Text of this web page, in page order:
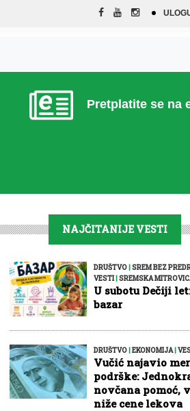
Pretplatite se na
NAJČITANIJE VESTI
DRUŠTVO|SREM BEZ
VESTI|SREMSKA
U subotu Dečiji
bazar
DRUŠTVO|EKONOMIJA|
Vučić najavio
podrške:
novčana pomoć,
niže cene lekova